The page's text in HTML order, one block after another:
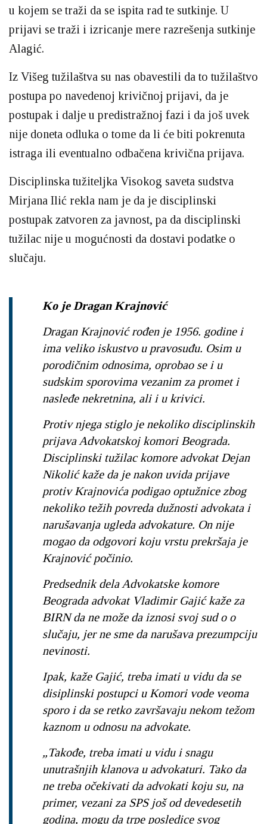
u kojem se traži da se ispita rad te sutkinje. U
prijavi se traži i izricanje mere razrešenja sutkinje
Alagić.
Iz Višeg tužilaštva su nas obavestili da to tužilaštvo
postupa po navedenoj krivičnoj prijavi, da je
postupak i dalje u predistražnoj fazi i da još uvek
nije doneta odluka o tome da li će biti pokrenuta
istraga ili eventualno odbačena krivična prijava.
Disciplinska tužiteljka Visokog saveta sudstva
Mirjana Ilić rekla nam je da je disciplinski
postupak zatvoren za javnost, pa da disciplinski
tužilac nije u mogućnosti da dostavi podatke o
slučaju.
Ko je Dragan Krajnović
Dragan Krajnović rođen je 1956. godine i
ima veliko iskustvo u pravosuđu. Osim u
porodičnim odnosima, oprobao se i u
sudskim sporovima vezanim za promet i
nasleđe nekretnina, ali i u krivici.
Protiv njega stiglo je nekoliko disciplinskih
prijava Advokatskoj komori Beograda.
Disciplinski tužilac komore advokat Dejan
Nikolić kaže da je nakon uvida prijave
protiv Krajnovića podigao optužnice zbog
nekoliko težih povreda dužnosti advokata i
narušavanja ugleda advokature. On nije
mogao da odgovori koju vrstu prekršaja je
Krajnović počinio.
Predsednik dela Advokatske komore
Beograda advokat Vladimir Gajić kaže za
BIRN da ne može da iznosi svoj sud o o
slučaju, jer ne sme da narušava prezumpciju
nevinosti.
Ipak, kaže Gajić, treba imati u vidu da se
disiplinski postupci u Komori vode veoma
sporo i da se retko završavaju nekom težom
kaznom u odnosu na advokate.
„Takođe, treba imati u vidu i snagu
unutrašnjih klanova u advokaturi. Tako da
ne treba očekivati da advokati koju su, na
primer, vezani za SPS još od devedesetih
godina, mogu da trpe posledice svog